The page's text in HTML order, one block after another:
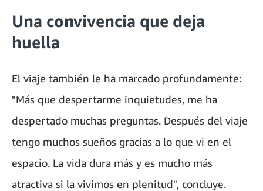
Una convivencia que deja
huella
El viaje también le ha marcado profundamente:
"Más que despertarme inquietudes, me ha
despertado muchas preguntas. Después del viaje
tengo muchos sueños gracias a lo que vi en el
espacio. La vida dura más y es mucho más
atractiva si la vivimos en plenitud", concluye.